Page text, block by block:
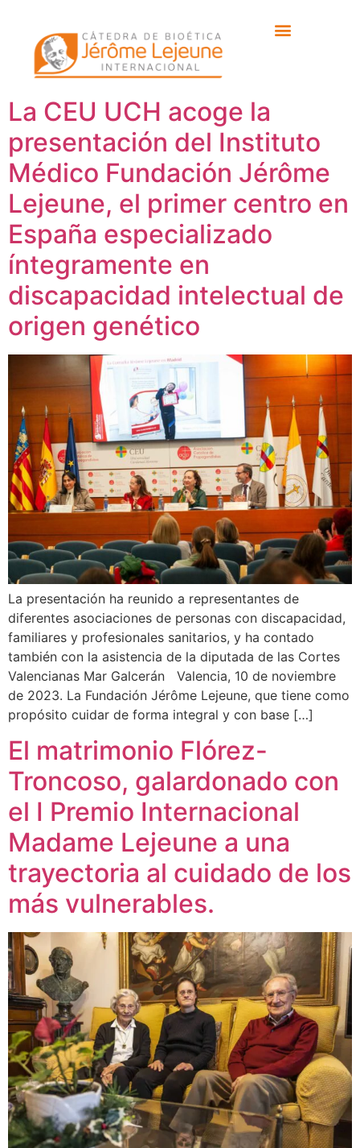
Categoría:
Institucional
La CEU UCH acoge la
presentación del Instituto
Médico Fundación Jérôme
Lejeune, el primer centro en
España especializado
íntegramente en
discapacidad intelectual de
origen genético
La presentación ha reunido a representantes de
diferentes asociaciones de personas con discapacidad,
familiares y profesionales sanitarios, y ha contado
también con la asistencia de la diputada de las Cortes
Valencianas Mar Galcerán Valencia, 10 de noviembre
de 2023. La Fundación Jérôme Lejeune, que tiene como
propósito cuidar de forma integral y con base […]
El matrimonio Flórez-
Troncoso, galardonado con
el I Premio Internacional
Madame Lejeune a una
trayectoria al cuidado de los
más vulnerables.